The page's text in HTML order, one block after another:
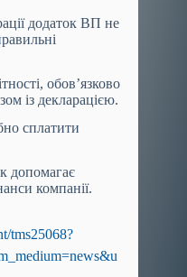
додаток ВП не
обов’язково
із декларацією.
сплатити
допомагає
компанії.
tms25068?